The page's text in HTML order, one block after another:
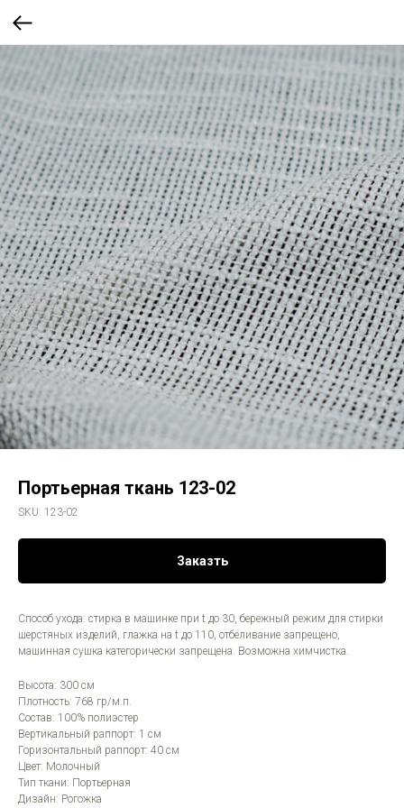
Портьерная ткань 123-02
SKU: 123-02
Заказть
Способ ухода: стирка в машинке при t до 30, бережный режим для стирки
шерстяных изделий, глажка на t до 110, отбеливание запрещено,
машинная сушка категорически запрещена. Возможна химчистка.
Высота: 300 см
Плотность: 768 гр/м.п.
Состав: 100% полиэстер
Вертикальный раппорт: 1 см
Горизонтальный раппорт: 40 см
Цвет: Молочный
Тип ткани: Портьерная
Дизайн: Рогожка